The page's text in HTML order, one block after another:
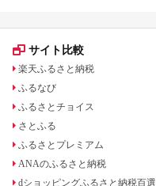
サイト比較
楽天ふるさと納税
ふるなび
ふるさとチョイス
さとふる
ふるさとプレミアム
ANAのふるさと納税
dショッピングふるさと納税百選